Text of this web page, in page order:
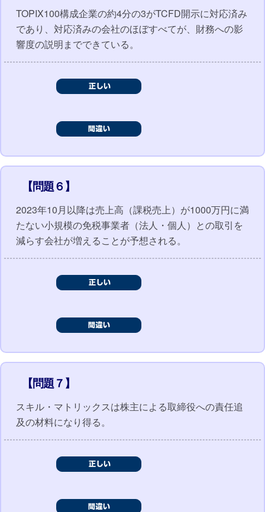
TOPIX100構成企業の約4分の3がTCFD開示に対応済み
であり、対応済みの会社のほぼすべてが、財務への影
響度の説明までできている。
【問題６】
2023年10月以降は売上高（課税売上）が1000万円に満
たない小規模の免税事業者（法人・個人）との取引を
減らす会社が増えることが予想される。
【問題７】
スキル・マトリックスは株主による取締役への責任追
及の材料になり得る。